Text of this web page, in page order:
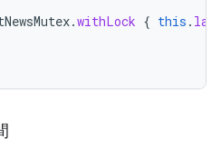
.withLock { this .